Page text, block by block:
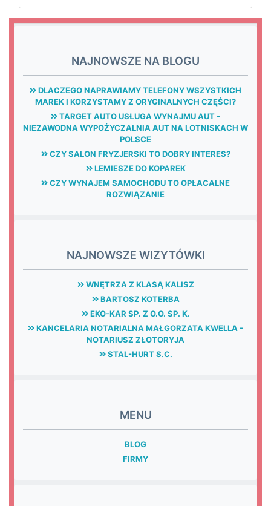
NAJNOWSZE NA BLOGU
DLACZEGO NAPRAWIAMY TELEFONY WSZYSTKICH
MAREK I KORZYSTAMY Z ORYGINALNYCH CZĘŚCI?
TARGET AUTO USŁUGA WYNAJMU AUT -
NIEZAWODNA WYPOŻYCZALNIA AUT NA LOTNISKACH W
POLSCE
CZY SALON FRYZJERSKI TO DOBRY INTERES?
LEMIESZE DO KOPAREK
CZY WYNAJEM SAMOCHODU TO OPŁACALNE
ROZWIĄZANIE
NAJNOWSZE WIZYTÓWKI
WNĘTRZA Z KLASĄ KALISZ
BARTOSZ KOTERBA
EKO-KAR SP. Z O.O. SP. K.
KANCELARIA NOTARIALNA MAŁGORZATA KWELLA -
NOTARIUSZ ZŁOTORYJA
STAL-HURT S.C.
MENU
BLOG
FIRMY